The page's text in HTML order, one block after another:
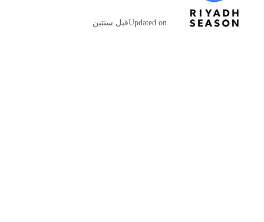
Updated onقبل سنتين